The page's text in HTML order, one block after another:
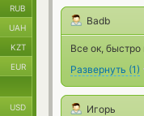
Badb
Все ок,
Развернуть (1)
Игорь
RUB
UAH
KZT
EUR
USD